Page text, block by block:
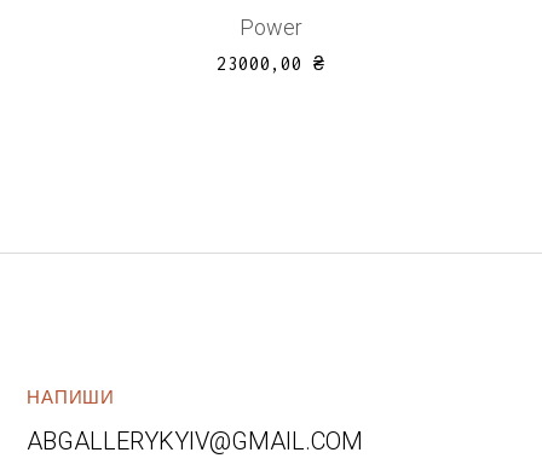
Power
23000,00 ₴
НАПИШИ
ABGALLERYKYIV@GMAIL.COM